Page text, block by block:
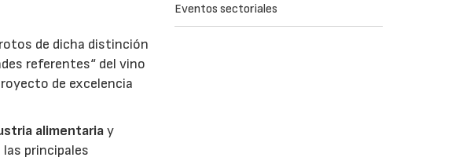
de dicha distinción
referentes“ del vino
de excelencia
alimentariay
principales
Eventos sectoriales